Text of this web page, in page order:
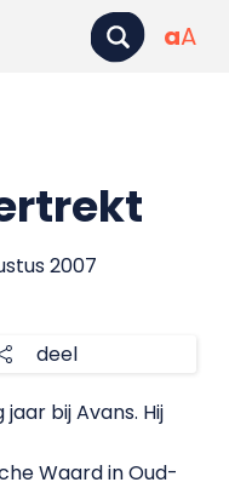
aA
2007
deel
bij Avans. Hij
Waard in Oud-